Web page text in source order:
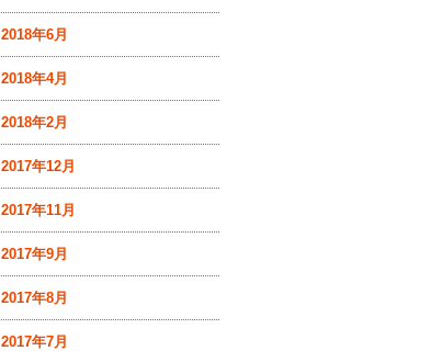
2018年6月
2018年4月
2018年2月
2017年12月
2017年11月
2017年9月
2017年8月
2017年7月